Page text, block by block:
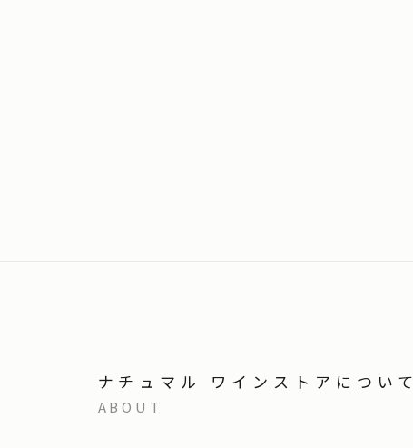
ナチュマル ワインストアについて
ABOUT